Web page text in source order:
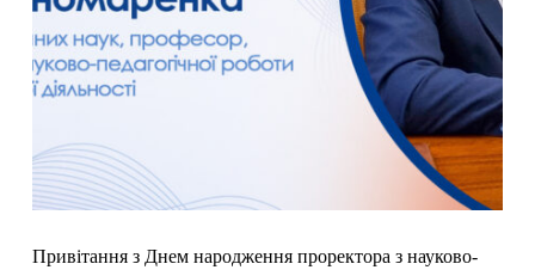
Привітання з Днем народження проректора з науково-